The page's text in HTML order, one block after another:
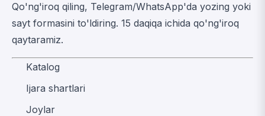
Qo'ng'iroq qiling, Telegram/WhatsApp'da yozing yoki
sayt formasini to'ldiring. 15 daqiqa ichida qo'ng'iroq
qaytaramiz.
Katalog
Ijara shartlari
Joylar